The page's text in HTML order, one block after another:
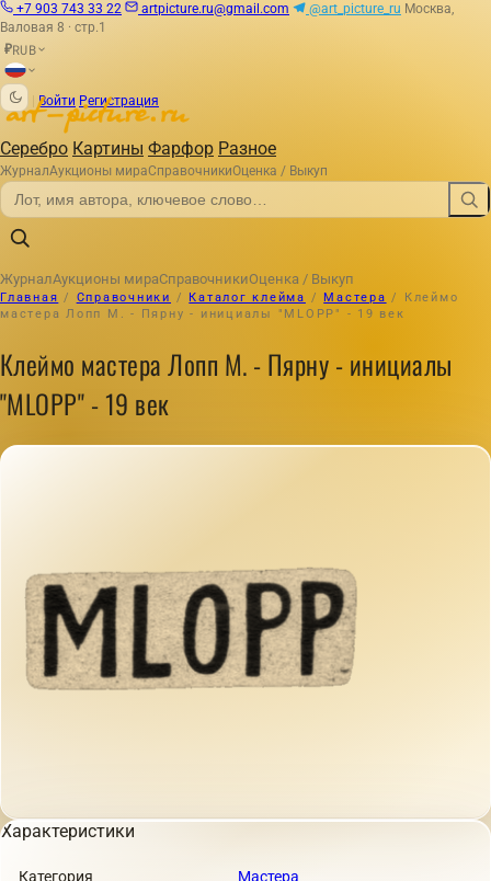
+7 903 743 33 22 artpicture.ru@gmail.com @art_picture_ru Москва,
Валовая 8 · стр.1
₽RUB
Войти Регистрация
Серебро Картины Фарфор Разное
ЖурналАукционы мираСправочникиОценка / Выкуп
ЖурналАукционы мираСправочникиОценка / Выкуп
Главная / Справочники / Каталог клейма / Мастера /
Клеймо
мастера Лопп М. - Пярну - инициалы "MLOPP" - 19 век
Клеймо мастера Лопп М. - Пярну - инициалы
"MLOPP" - 19 век
Характеристики
Категория Мастера